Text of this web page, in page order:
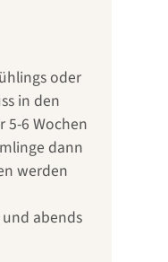
oder
in den
5-6 Wochen
dann
werden
abends